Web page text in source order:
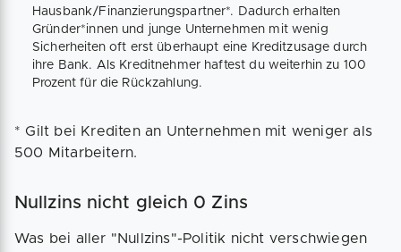
Hausbank/Finanzierungspartner*. Dadurch erhalten
Gründer*innen und junge Unternehmen mit wenig
Sicherheiten oft erst überhaupt eine Kreditzusage durch
ihre Bank. Als Kredit­nehmer haftest du weiterhin zu 100
Prozent für die Rückzahlung.
* Gilt bei Krediten an Unternehmen mit weniger als
500 Mitarbeitern.
Nullzins nicht gleich 0 Zins
Was bei aller "Nullzins"-Politik nicht verschwiegen